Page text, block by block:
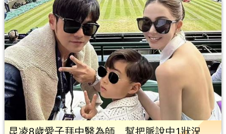
昆凌8歲愛子拜中醫為師 幫把脈說中1狀況